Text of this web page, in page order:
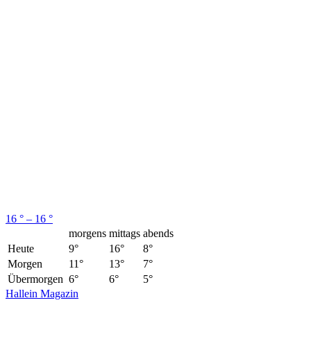
16 ° – 16 °
morgens mittags abends
Heute
9° 16°
8°
Morgen
11° 13°
7°
Übermorgen 6° 6°
5°
Hallein Magazin